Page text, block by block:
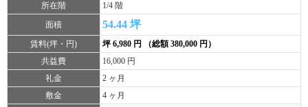
所在階
1/4 階
面積
54.44 坪
賃料(坪・円)
坪 6,980 円 （総額 380,000 円）
共益費
16,000 円
礼金
2 ヶ月
敷金
4 ヶ月